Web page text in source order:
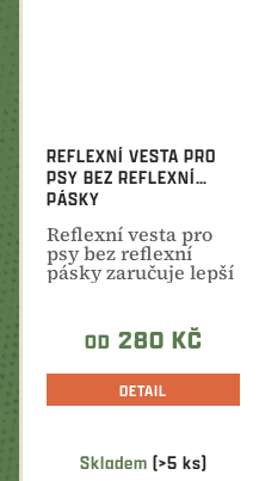
Skladem (>5 ks)
REFLEXNÍ VESTA PRO
PSY BEZ REFLEXNÍ
PÁSKY
Reflexní vesta pro
psy bez reflexní
pásky zaručuje lepší
viditelnost při...
OD 280 KČ
DETAIL